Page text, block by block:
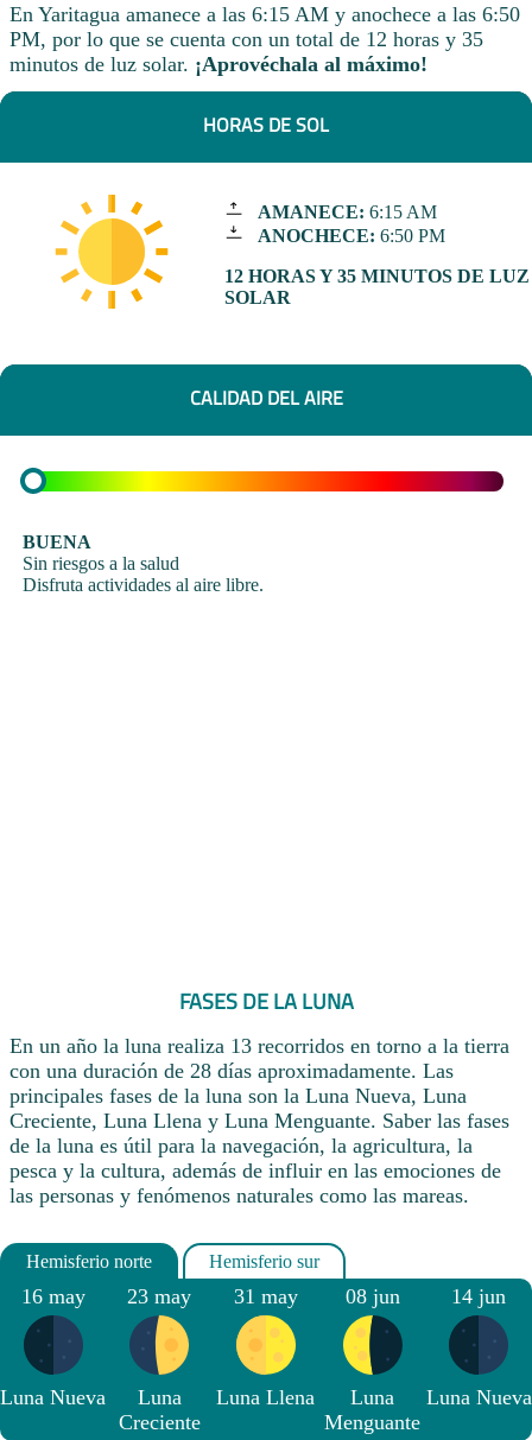
En Yaritagua amanece a las 6:15 AM y anochece a las 6:50
PM, por lo que se cuenta con un total de 12 horas y 35
minutos de luz solar. ¡Aprovéchala al máximo!
HORAS DE SOL
AMANECE: 6:15 AM
ANOCHECE: 6:50 PM
12 HORAS Y 35 MINUTOS DE LUZ
SOLAR
CALIDAD DEL AIRE
BUENA
Sin riesgos a la salud
Disfruta actividades al aire libre.
FASES DE LA LUNA
En un año la luna realiza 13 recorridos en torno a la tierra
con una duración de 28 días aproximadamente. Las
principales fases de la luna son la Luna Nueva, Luna
Creciente, Luna Llena y Luna Menguante. Saber las fases
de la luna es útil para la navegación, la agricultura, la
pesca y la cultura, además de influir en las emociones de
las personas y fenómenos naturales como las mareas.
16 may
Luna Nueva
23 may
Luna
Creciente
31 may
Luna Llena
08 jun
Luna
Menguante
14 jun
Luna Nueva